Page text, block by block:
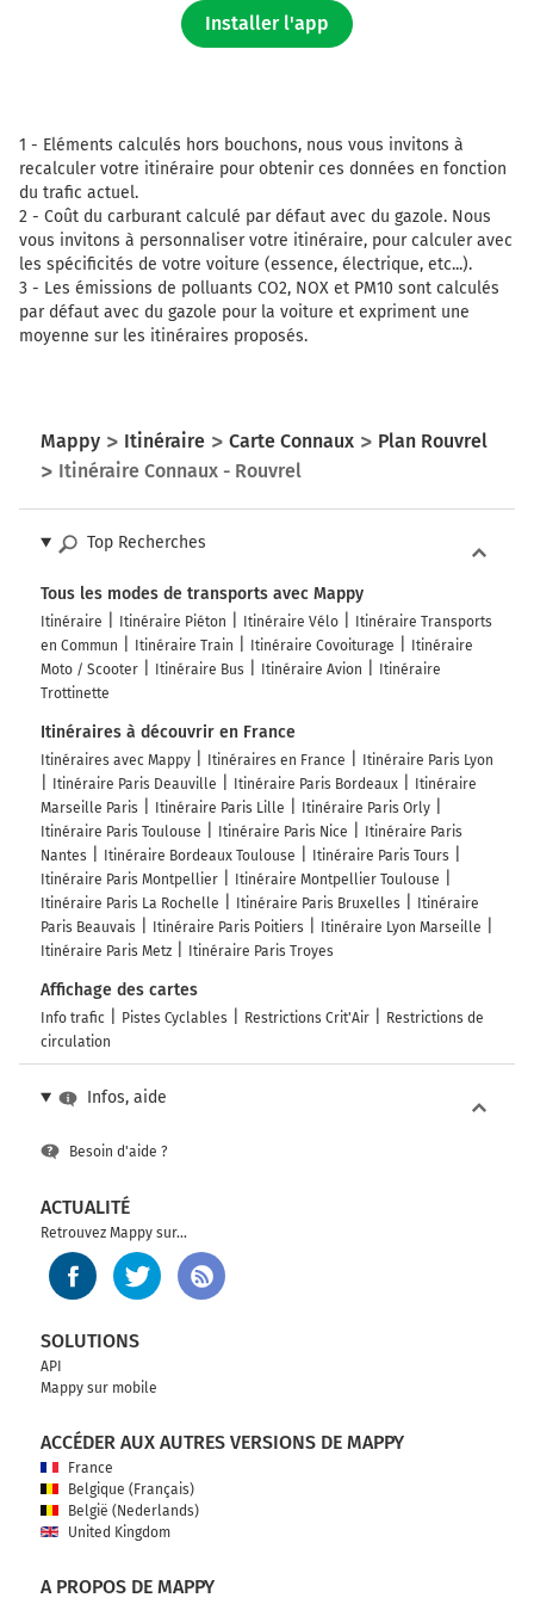
Continuer A86 sur 3,1 kilomètres
BOBIGNY
LILLE
Périphérique de l'Île-de-France
Continuer A86 sur 1,2 kilomètre
LILLE
BOBIGNY
701 km
Tourner légèrement à droite sur A3 A3 A86 E15 et
continuer sur 650 mètres
Périphérique de l'Île-de-France
Continuer A3 sur 5,5 kilomètres
A3
BONDY
MEAUX
AULNAY s/s BOIS
LE BLANC MESNIL
CH. DE GAULLE
A3
703 km
Continuer A3 sur 3,3 kilomètres
A3
LILLE
CH. DE GAULLE
SOISSONS
Z.A. PARIS NORD II
709 km
mètres
E19
D170
GONESSE
712 km
Installer l'app
1 - Eléments calculés hors bouchons, nous vous invitons à
recalculer votre itinéraire pour obtenir ces données en fonction
du trafic actuel.
2 - Coût du carburant calculé par défaut avec du gazole. Nous
vous invitons à personnaliser votre itinéraire, pour calculer avec
les spécificités de votre voiture (essence, électrique, etc...).
3 - Les émissions de polluants CO2, NOX et PM10 sont calculés
par défaut avec du gazole pour la voiture et expriment une
moyenne sur les itinéraires proposés.
Mappy Itinéraire Carte Connaux
Plan Rouvrel
Itinéraire Connaux - Rouvrel
Top Recherches
Tous les modes de transports avec Mappy
Itinéraire Itinéraire Piéton Itinéraire Vélo
Itinéraire Transports
en Commun
Itinéraire Train Itinéraire Covoiturage
Itinéraire
Moto / Scooter
Itinéraire Bus Itinéraire Avion
Itinéraire
Trottinette
Itinéraires à découvrir en France
Itinéraires avec Mappy Itinéraires en France
Itinéraire Paris Lyon
Itinéraire Paris Deauville
Itinéraire Paris Bordeaux
Itinéraire
Marseille Paris
Itinéraire Paris Lille
Itinéraire Paris Orly
Itinéraire Paris Toulouse
Itinéraire Paris Nice
Itinéraire Paris
Nantes
Itinéraire Bordeaux Toulouse
Itinéraire Paris Tours
Itinéraire Paris Montpellier
Itinéraire Montpellier Toulouse
Itinéraire Paris La Rochelle
Itinéraire Paris Bruxelles
Itinéraire
Paris Beauvais
Itinéraire Paris Poitiers
Itinéraire Lyon Marseille
Itinéraire Paris Metz
Itinéraire Paris Troyes
Affichage des cartes
Info trafic Pistes Cyclables Restrictions Crit'Air
Restrictions de
circulation
Infos, aide
Besoin d'aide ?
ACTUALITÉ
Retrouvez Mappy sur...
SOLUTIONS
API
Mappy sur mobile
ACCÉDER AUX AUTRES VERSIONS DE MAPPY
France
Belgique (Français)
België (Nederlands)
United Kingdom
A PROPOS DE MAPPY